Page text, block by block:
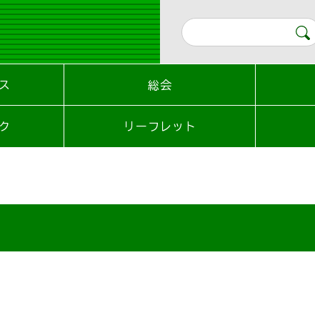
総会
リーフレット